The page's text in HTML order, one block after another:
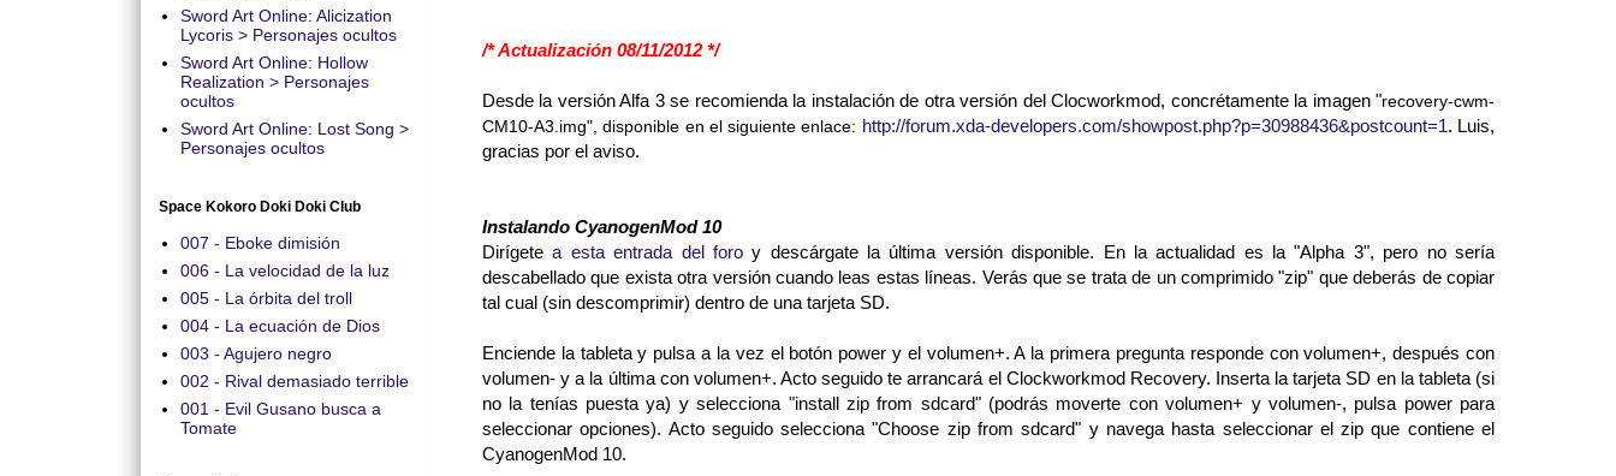
/* Actualización 08/11/2012 */
Desde la versión Alfa 3 se recomienda la instalación de otra versión del Clocworkmod, concrétamente la imagen "recovery-cwm-
CM10-A3.img", disponible en el siguiente enlace: http://forum.xda-developers.com/showpost.php?p=30988436&postcount=1. Luis,
gracias por el aviso.
Instalando CyanogenMod 10
Dirígetea esta entrada del foroy descárgate la última versión disponible. En la actualidad es la "Alpha 3", pero no sería
descabellado que exista otra versión cuando leas estas líneas. Verás que se trata de un comprimido "zip" que deberás de copiar
tal cual (sin descomprimir) dentro de una tarjeta SD.
Enciende la tableta y pulsa a la vez el botón power y el volumen+. A la primera pregunta responde con volumen+, después con
volumen- y a la última con volumen+. Acto seguido te arrancará el Clockworkmod Recovery. Inserta la tarjeta SD en la tableta (si
no la tenías puesta ya) y selecciona "install zip from sdcard" (podrás moverte con volumen+ y volumen-, pulsa power para
seleccionar opciones). Acto seguido selecciona "Choose zip from sdcard" y navega hasta seleccionar el zip que contiene el
CyanogenMod 10.
Sword Art Online: Alicization
Lycoris > Personajes ocultos
Sword Art Online: Hollow
Realization > Personajes
ocultos
Sword Art Online: Lost Song >
Personajes ocultos
Space Kokoro Doki Doki Club
007 - Eboke dimisión
006 - La velocidad de la luz
005 - La órbita del troll
004 - La ecuación de Dios
003 - Agujero negro
002 - Rival demasiado terrible
001 - Evil Gusano busca a
Tomate